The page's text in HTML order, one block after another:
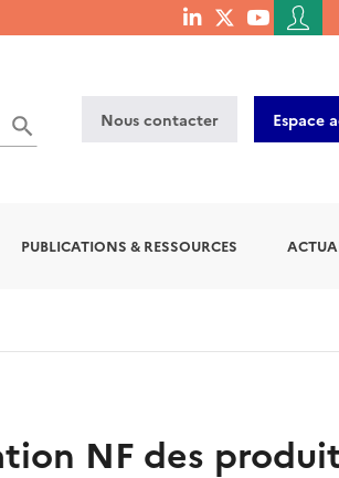
menu
Menu
du
de
Nous contacter Espace
PUBLICATIONS & RESSOURCES
NF des